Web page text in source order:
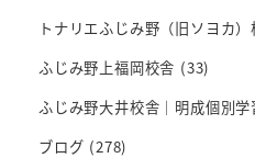
トナリエふじみ野（旧ソヨカ
ふじみ野上福岡校舎 (33)
ふじみ野大井校舎｜明成個別
ブログ (278)